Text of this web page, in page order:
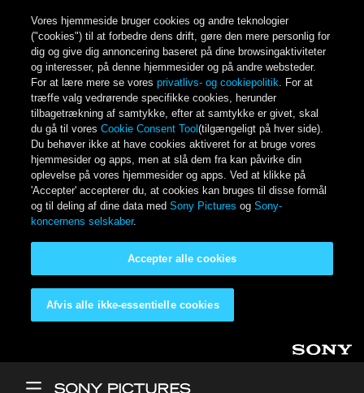
Vores hjemmeside bruger cookies og andre teknologier
("cookies") til at forbedre dens drift, gøre den mere personlig for
dig og give dig annoncering baseret på dine browsingaktiviteter
og interesser, på denne hjemmesider og på andre websteder.
For at lære mere se voresprivatlivs- og cookiepolitik. For at
træffe valg vedrørende specifikke cookies, herunder
tilbagetrækning af samtykke, efter at samtykke er givet, skal
du gå til voresCookie Consent Tool(tilgængeligt på hver side).
Du behøver ikke at have cookies aktiveret for at bruge vores
hjemmesider og apps, men at slå dem fra kan påvirke din
oplevelse på vores hjemmesider og apps. Ved at klikke på
'Accepter' accepterer du, at cookies kan bruges til disse formål
og til deling af dine data medSony PicturesogSony-
koncernens selskaber.
Afvis alle ikke-essentielle cookies
Accepter alle cookies